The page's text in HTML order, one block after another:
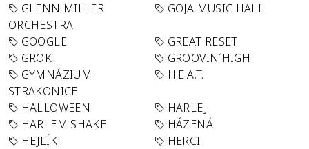
GLENN MILLER
ORCHESTRA
GOJA MUSIC HALL
GOOGLE
GREAT RESET
GROK
GROOVIN´HIGH
GYMNÁZIUM
STRAKONICE
H.E.A.T.
HALLOWEEN
HARLEJ
HARLEM SHAKE
HÁZENÁ
HEJLÍK
HERCI